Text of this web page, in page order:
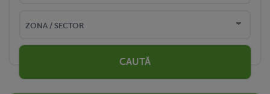
CAUTĂ